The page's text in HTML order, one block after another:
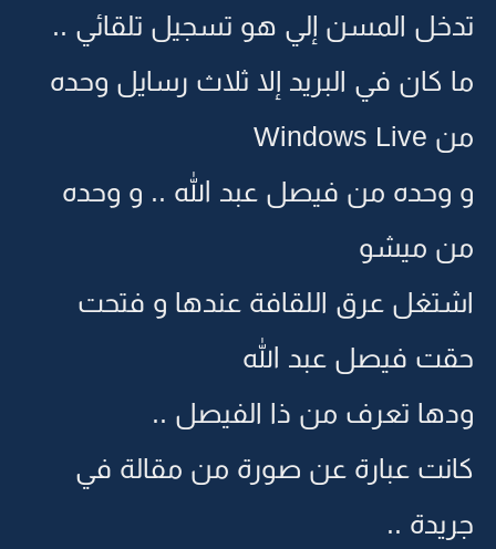
تدخل المسن إلي هو تسجيل تلقائي ..
ما كان في البريد إلا ثلاث رسايل وحده
من Windows Live
و وحده من فيصل عبد الله .. و وحده
من ميشو
اشتغل عرق اللقافة عندها و فتحت
حقت فيصل عبد الله
ودها تعرف من ذا الفيصل ..
كانت عبارة عن صورة من مقالة في
جريدة ..